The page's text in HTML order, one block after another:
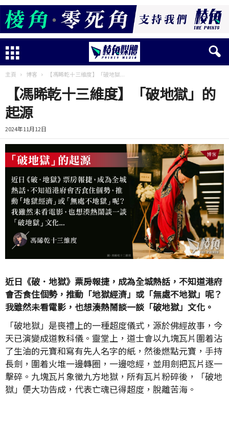
主頁 博客 【馮睎乾十三維度】「破地獄...
【馮睎乾十三維度】「破地獄」的
起源
2024年11月12日
近日《破．地獄》票房報捷，成為全城熱話，不知道港府
會否食住個勢，推動「地獄經濟」或「無處不地獄」呢？
我雖然未看電影，也想湊熱鬧談一談「破地獄」文化。
「破地獄」是喪禮上的一種超度儀式，源於佛經故事，今
天已演變成道教科儀。靈堂上，道士會以九塊瓦片圍着沾
了生油的元寶和寫有先人名字的紙，然後燃點元寶，手持
長劍，圍着火堆一邊轉圈，一邊唸經，並用劍把瓦片逐一
擊碎。九塊瓦片象徵九方地獄，所有瓦片粉碎後，「破地
獄」便大功告成，代表亡魂已得超度，脫離苦海。